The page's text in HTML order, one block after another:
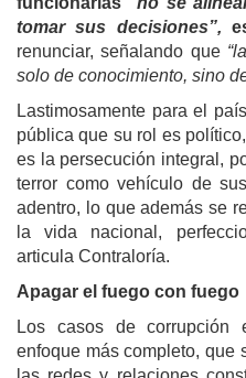
tomar sus decisiones”,
renunciar, señalando que
solo de conocimiento, sino
Lastimosamente para el
pública que su rol es
es la persecución integral,
terror como vehículo de
adentro, lo que además se
la vida nacional,
articula Contraloría.
Apagar el fuego con fuego
Los casos de corrupción
enfoque más completo, que